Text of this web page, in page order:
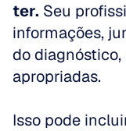
ter. Seu
informações,
do
apropriadas.
Isso pode